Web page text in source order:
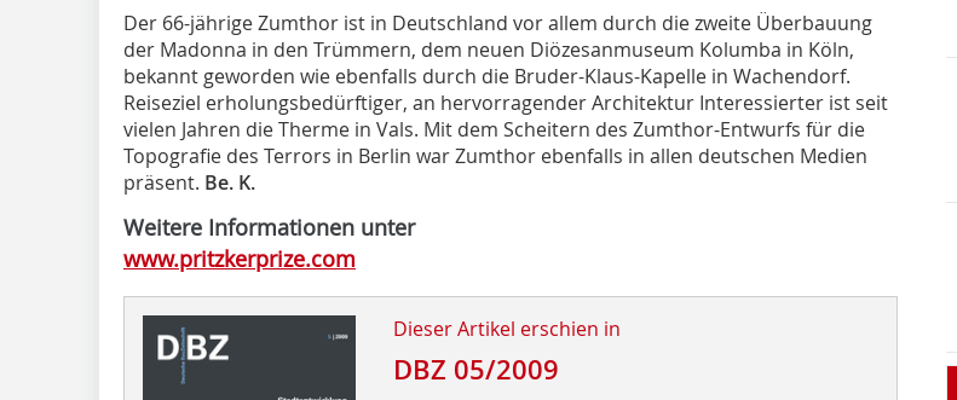
Der 66-jährige Zumthor ist in Deutschland vor allem durch die zweite Überbauung
der Madonna in den Trümmern, dem neuen Diözesanmuseum Kolumba in Köln,
bekannt geworden wie ebenfalls durch die Bruder-Klaus-Kapelle in Wachendorf.
Reiseziel erholungsbedürftiger, an hervorragender Architektur Interessierter ist seit
vielen Jahren die Therme in Vals. Mit dem Scheitern des Zumthor-Entwurfs für die
Topografie des Terrors in Berlin war Zumthor ebenfalls in allen deutschen Medien
präsent. Be. K.
Weitere Informationen unter
www.pritzkerprize.com
Dieser Artikel erschien in
DBZ 05/2009